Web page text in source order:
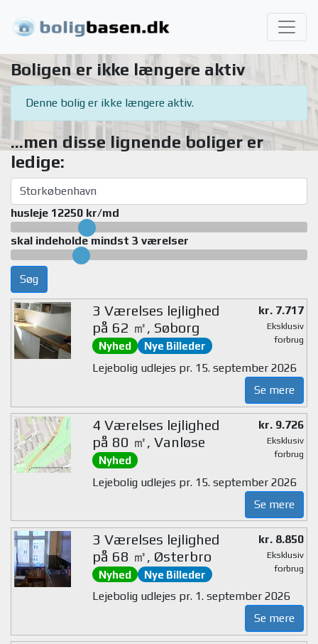
Boligen er ikke længere aktiv
Denne bolig er ikke længere aktiv.
...men disse lignende boliger er
ledige:
husleje 12250 kr/md
skal indeholde mindst 3 værelser
Søg
3 Værelses lejlighed
på 62 ㎡, Søborg
Nyhed Nye Billeder
kr. 7.717
Eksklusiv
forbrug
Lejebolig udlejes pr. 15. september 2026
Se mere
4 Værelses lejlighed
på 80 ㎡, Vanløse
Nyhed
kr. 9.726
Eksklusiv
forbrug
Lejebolig udlejes pr. 15. september 2026
Se mere
3 Værelses lejlighed
på 68 ㎡, Østerbro
Nyhed Nye Billeder
kr. 8.850
Eksklusiv
forbrug
Lejebolig udlejes pr. 1. september 2026
Se mere